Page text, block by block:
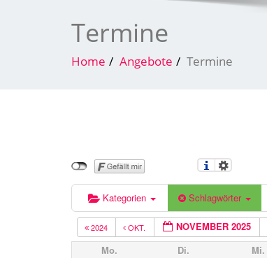
Termine
Home Angebote Termine
Kategorien Schlagwörter
2024 OKT. NOVEMBER 2025
Mo. Di. Mi.